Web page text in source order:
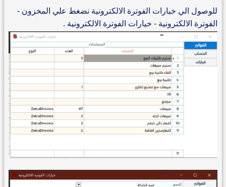
للوصول الي خيارات الفوترة الالكترونية نضغط علي المخزون -
الفوترة الالكترونية - خيارات الفوترة الالكترونية .